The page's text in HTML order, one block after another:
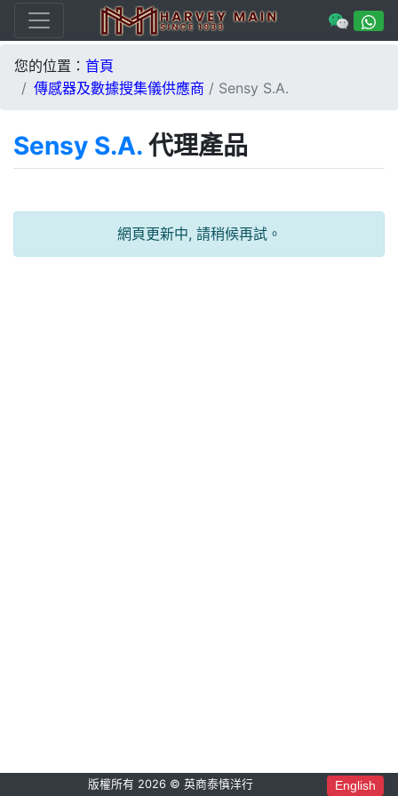
您的位置： 首頁
傳感器及數據搜集儀供應商 / Sensy S.A.
Sensy S.A. 代理產品
網頁更新中, 請稍候再試。
版權所有 2026 © 英商泰慎洋行 English